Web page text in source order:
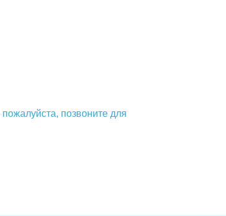
пожалуйста, позвоните для